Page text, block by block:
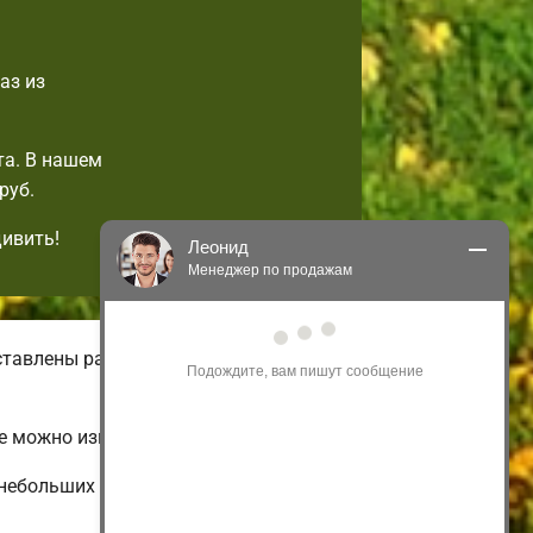
из
В нашем
разнообразные виды
изменить на свой вкус.
и недорогих до огромных
Леонид
Менеджер по продажам
Здравствуйте! Я могу
акциям и проектам.